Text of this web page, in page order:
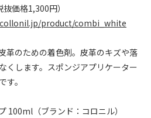
価格1,300円）
product/combi_white
革のための着色剤。皮革のキズや落
くします。スポンジアプリケーター
。
100ml（ブランド：コロニル）